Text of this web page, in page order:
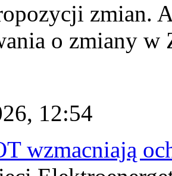
zmian.
o zmiany w
12:54
wzmacniają